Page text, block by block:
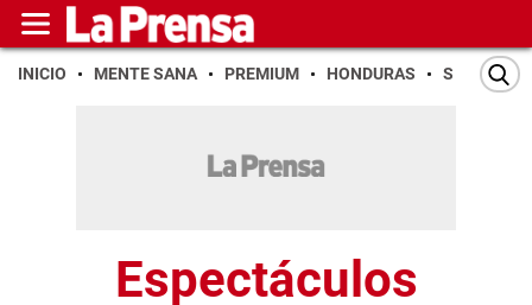
INICIO MENTE SANA PREMIUM HONDURAS SAN PEDRO
Espectáculos